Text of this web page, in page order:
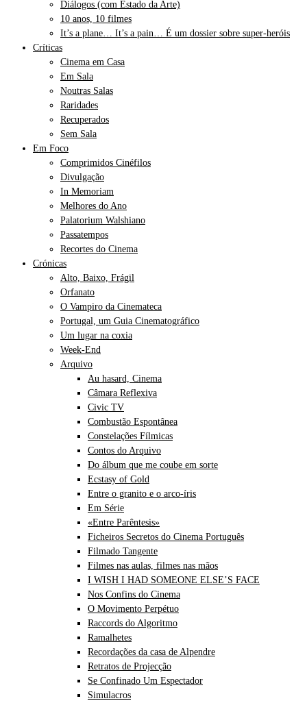
Diálogos (com Estado da Arte)
10 anos, 10 filmes
It’s a plane… It’s a pain… É um dossier sobre super-heróis
Críticas
Cinema em Casa
Em Sala
Noutras Salas
Raridades
Recuperados
Sem Sala
Em Foco
Comprimidos Cinéfilos
Divulgação
In Memoriam
Melhores do Ano
Palatorium Walshiano
Passatempos
Recortes do Cinema
Crónicas
Alto, Baixo, Frágil
Orfanato
O Vampiro da Cinemateca
Portugal, um Guia Cinematográfico
Um lugar na coxia
Week-End
Arquivo
Au hasard, Cinema
Câmara Reflexiva
Civic TV
Combustão Espontânea
Constelações Fílmicas
Contos do Arquivo
Do álbum que me coube em sorte
Ecstasy of Gold
Entre o granito e o arco-íris
Em Série
«Entre Parêntesis»
Ficheiros Secretos do Cinema Português
Filmado Tangente
Filmes nas aulas, filmes nas mãos
I WISH I HAD SOMEONE ELSE’S FACE
Nos Confins do Cinema
O Movimento Perpétuo
Raccords do Algoritmo
Ramalhetes
Recordações da casa de Alpendre
Retratos de Projecção
Se Confinado Um Espectador
Simulacros